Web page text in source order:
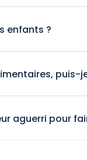
personnes.
vous proposera
que tout les
enfants ?
il n'y a pas de
balades sont
enfants durant
puis-
des
échanger avec
les
aguerri pour